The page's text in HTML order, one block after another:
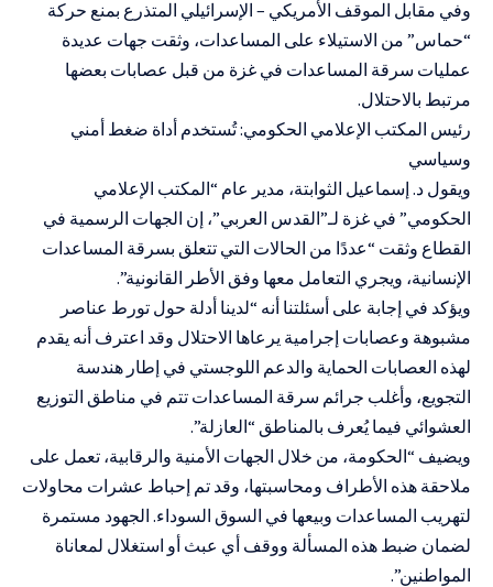
وفي مقابل الموقف الأمريكي – الإسرائيلي المتذرع بمنع حركة
“حماس” من الاستيلاء على المساعدات، وثقت جهات عديدة
عمليات سرقة المساعدات في غزة من قبل عصابات بعضها
مرتبط بالاحتلال.
رئيس المكتب الإعلامي الحكومي: تُستخدم أداة ضغط أمني
وسياسي
ويقول د. إسماعيل الثوابتة، مدير عام “المكتب الإعلامي
الحكومي” في غزة لـ”القدس العربي”، إن الجهات الرسمية في
القطاع وثقت “عددًا من الحالات التي تتعلق بسرقة المساعدات
الإنسانية، ويجري التعامل معها وفق الأطر القانونية”.
ويؤكد في إجابة على أسئلتنا أنه “لدينا أدلة حول تورط عناصر
مشبوهة وعصابات إجرامية يرعاها الاحتلال وقد اعترف أنه يقدم
لهذه العصابات الحماية والدعم اللوجستي في إطار هندسة
التجويع، وأغلب جرائم سرقة المساعدات تتم في مناطق التوزيع
العشوائي فيما يُعرف بالمناطق “العازلة”.
ويضيف “الحكومة، من خلال الجهات الأمنية والرقابية، تعمل على
ملاحقة هذه الأطراف ومحاسبتها، وقد تم إحباط عشرات محاولات
لتهريب المساعدات وبيعها في السوق السوداء. الجهود مستمرة
لضمان ضبط هذه المسألة ووقف أي عبث أو استغلال لمعاناة
المواطنين”.